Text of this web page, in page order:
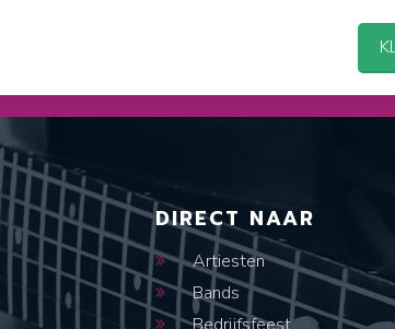
DIRECT NAAR
Artiesten
Bands